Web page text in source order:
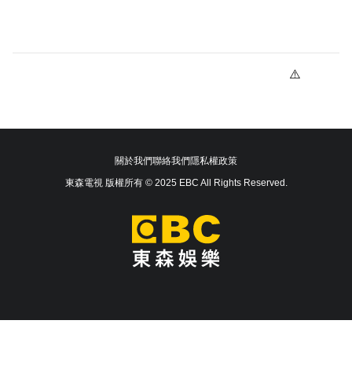
關於我們聯絡我們隱私權政策
東森電視 版權所有 © 2025 EBC All Rights Reserved.